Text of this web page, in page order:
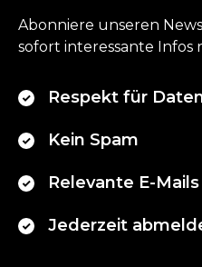
Abonniere unseren
sofort interessante Infos
Respekt für
Kein Spam
Relevante E-Mails
Jederzeit